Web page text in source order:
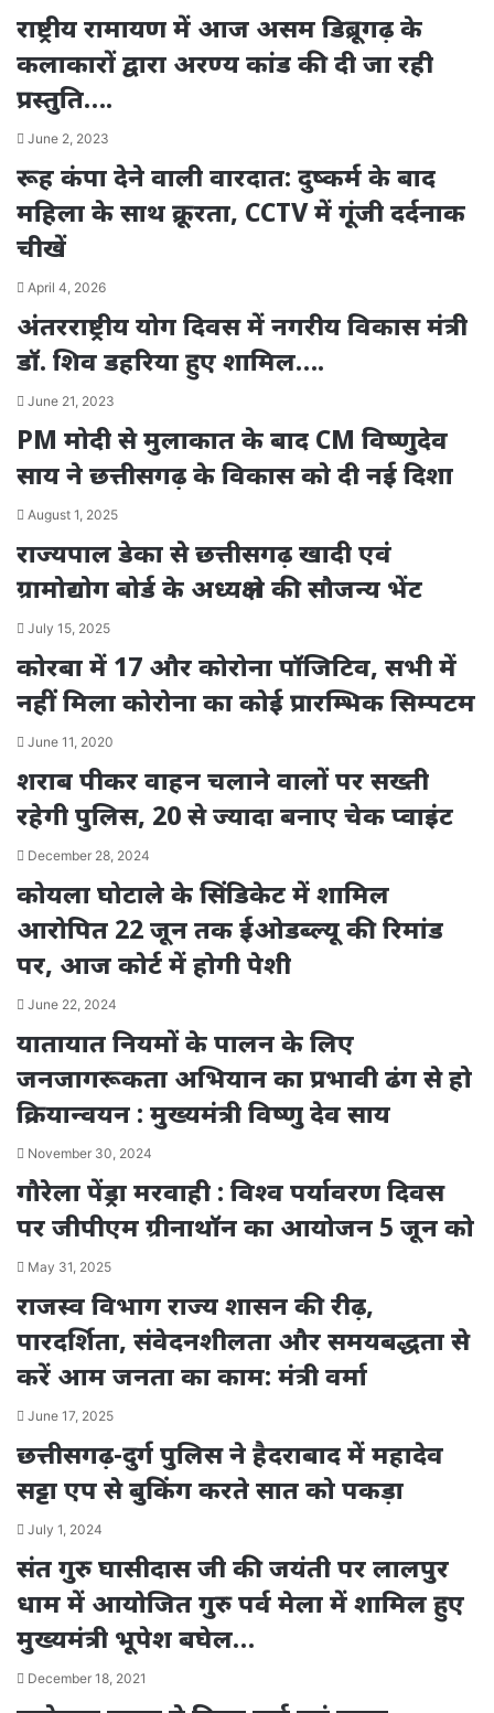
राष्ट्रीय रामायण में आज असम डिब्रूगढ़ के
कलाकारों द्वारा अरण्य कांड की दी जा रही
प्रस्तुति….
June 2, 2023
रूह कंपा देने वाली वारदात: दुष्कर्म के बाद
महिला के साथ क्रूरता, CCTV में गूंजी दर्दनाक
चीखें
April 4, 2026
अंतरराष्ट्रीय योग दिवस में नगरीय विकास मंत्री
डॉ. शिव डहरिया हुए शामिल….
June 21, 2023
PM मोदी से मुलाकात के बाद CM विष्णुदेव
साय ने छत्तीसगढ़ के विकास को दी नई दिशा
August 1, 2025
राज्यपाल डेका से छत्तीसगढ़ खादी एवं
ग्रामोद्योग बोर्ड के अध्यक्ष ने की सौजन्य भेंट
July 15, 2025
कोरबा में 17 और कोरोना पॉजिटिव, सभी में
नहीं मिला कोरोना का कोई प्रारम्भिक सिम्पटम
June 11, 2020
शराब पीकर वाहन चलाने वालों पर सख्ती
रहेगी पुलिस, 20 से ज्यादा बनाए चेक प्वाइंट
December 28, 2024
कोयला घोटाले के सिंडिकेट में शामिल
आरोपित 22 जून तक ईओडब्ल्यू की रिमांड
पर, आज कोर्ट में होगी पेशी
June 22, 2024
यातायात नियमों के पालन के लिए
जनजागरूकता अभियान का प्रभावी ढंग से हो
क्रियान्वयन : मुख्यमंत्री विष्णु देव साय
November 30, 2024
गौरेला पेंड्रा मरवाही : विश्व पर्यावरण दिवस
पर जीपीएम ग्रीनाथॉन का आयोजन 5 जून को
May 31, 2025
राजस्व विभाग राज्य शासन की रीढ़,
पारदर्शिता, संवेदनशीलता और समयबद्धता से
करें आम जनता का काम: मंत्री वर्मा
June 17, 2025
छत्तीसगढ़-दुर्ग पुलिस ने हैदराबाद में महादेव
सट्टा एप से बुकिंग करते सात को पकड़ा
July 1, 2024
संत गुरु घासीदास जी की जयंती पर लालपुर
धाम में आयोजित गुरु पर्व मेला में शामिल हुए
मुख्यमंत्री भूपेश बघेल…
December 18, 2021